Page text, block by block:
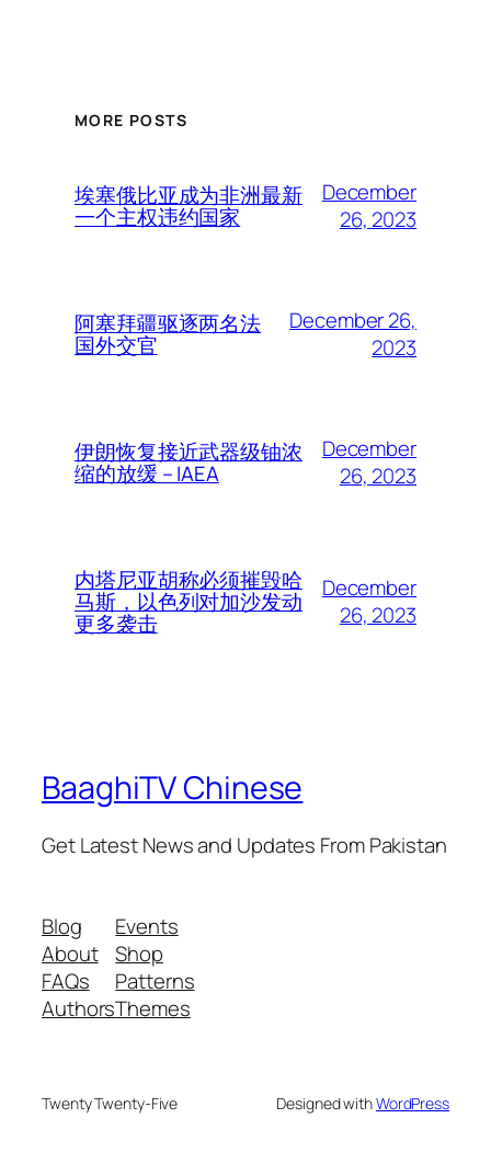
MORE POSTS
埃塞俄比亚成为非洲最新
一个主权违约国家
December
26, 2023
阿塞拜疆驱逐两名法
国外交官
December 26,
2023
伊朗恢复接近武器级铀浓
缩的放缓 – IAEA
December
26, 2023
内塔尼亚胡称必须摧毁哈
马斯，以色列对加沙发动
更多袭击
December
26, 2023
BaaghiTV Chinese
Get Latest News and Updates From Pakistan
Blog
About
FAQs
Authors
Events
Shop
Patterns
Themes
Twenty Twenty-Five Designed withWordPress